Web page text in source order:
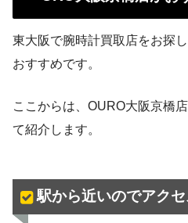
東大阪で腕時計買取店をお探
おすすめです。
ここからは、OURO大阪京橋
て紹介します。
駅から近いのでアク